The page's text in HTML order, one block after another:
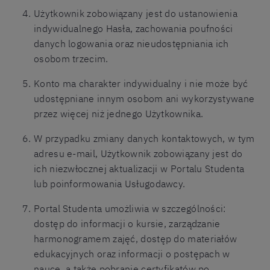
Użytkownik zobowiązany jest do ustanowienia
indywidualnego Hasła, zachowania poufności
danych logowania oraz nieudostępniania ich
osobom trzecim.
Konto ma charakter indywidualny i nie może być
udostępniane innym osobom ani wykorzystywane
przez więcej niż jednego Użytkownika.
W przypadku zmiany danych kontaktowych, w tym
adresu e-mail, Użytkownik zobowiązany jest do
ich niezwłocznej aktualizacji w Portalu Studenta
lub poinformowania Usługodawcy.
Portal Studenta umożliwia w szczególności:
dostęp do informacji o kursie, zarządzanie
harmonogramem zajęć, dostęp do materiałów
edukacyjnych oraz informacji o postępach w